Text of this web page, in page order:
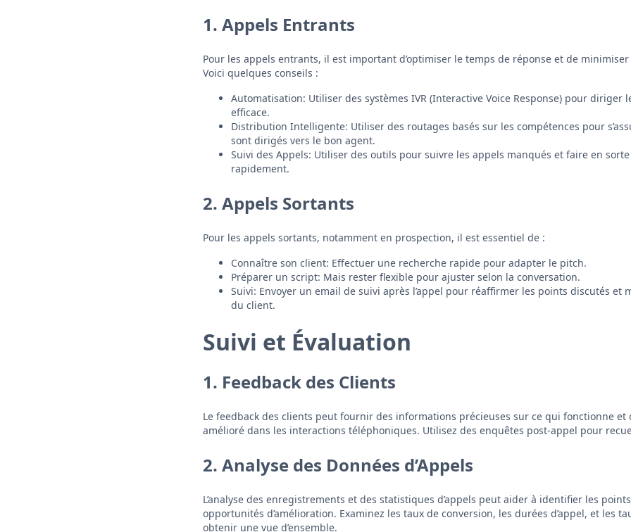
1. Appels Entrants
Pour les appels entrants, il est important d’optimiser le temps de réponse et de minimiser
Voici quelques conseils :
Automatisation: Utiliser des systèmes IVR (Interactive Voice Response) pour diriger
efficace.
Distribution Intelligente: Utiliser des routages basés sur les compétences pour
sont dirigés vers le bon agent.
Suivi des Appels: Utiliser des outils pour suivre les appels manqués et faire en
rapidement.
2. Appels Sortants
Pour les appels sortants, notamment en prospection, il est essentiel de :
Connaître son client: Effectuer une recherche rapide pour adapter le pitch.
Préparer un script: Mais rester flexible pour ajuster selon la conversation.
Suivi: Envoyer un email de suivi après l’appel pour réaffirmer les points discutés et
du client.
Suivi et Évaluation
1. Feedback des Clients
Le feedback des clients peut fournir des informations précieuses sur ce qui fonctionne et
amélioré dans les interactions téléphoniques. Utilisez des enquêtes post-appel pour
2. Analyse des Données d’Appels
L’analyse des enregistrements et des statistiques d’appels peut aider à identifier les
opportunités d’amélioration. Examinez les taux de conversion, les durées d’appel, et les
obtenir une vue d’ensemble.